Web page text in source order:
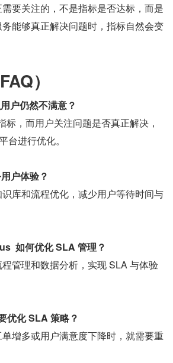
要关注的，不是指标是否达标，而是
能够真正解决问题时，指标自然会变
）
户仍然不满意？
标，而用户关注问题是否真正解决，
台进行优化。
户体验？
库和流程优化，减少用户等待时间与
如何优化 SLA 管理？
管理和数据分析，实现 SLA 与体验
优化 SLA 策略？
增多或用户满意度下降时，就需要重